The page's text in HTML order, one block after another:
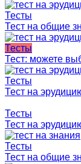
Тесты
Тест на общие
Тесты
Тест: можете
Тесты
Тест на
Тесты
Тест на
Тесты
Тест на общие